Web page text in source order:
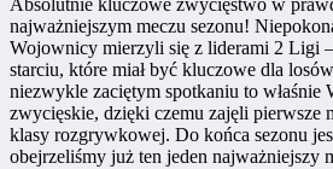
Absolutnie kluczowe zwycięstwo w
najważniejszym meczu sezonu!
Wojownicy mierzyli się z liderami 2 Ligi
starciu, które miał być kluczowe dla
niezwykle zaciętym spotkaniu to właśnie
zwycięskie, dzięki czemu zajęli pierwsze
klasy rozgrywkowej. Do końca sezonu
obejrzeliśmy już ten jeden najważniejszy